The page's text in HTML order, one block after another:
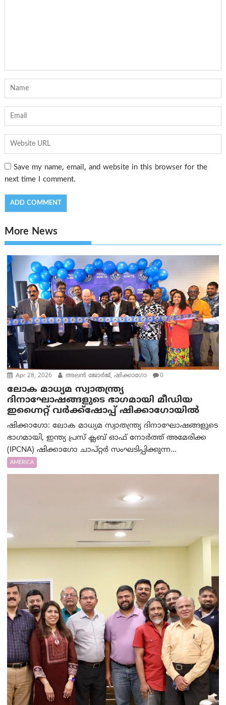
Save my name, email, and website in this browser for the
next time I comment.
More News
Apr 28, 2026 അലൻ ജോർജ്, ഷിക്കാഗോ 0
ലോക മാധ്യമ സ്വാതന്ത്ര്യ
ദിനാഘോഷങ്ങളുടെ ഭാഗമായി മീഡിയ
ഇഗ്നൈറ്റ് വർക്ക്‌ഷോപ്പ് ഷിക്കാഗോയിൽ
ഷിക്കാഗോ: ലോക മാധ്യമ സ്വാതന്ത്ര്യ ദിനാഘോഷങ്ങളുടെ
ഭാഗമായി, ഇന്ത്യ പ്രസ് ക്ലബ് ഓഫ് നോർത്ത് അമേരിക്ക
(IPCNA) ഷിക്കാഗോ ചാപ്റ്റർ സംഘടിപ്പിക്കുന്ന...
AMERICA